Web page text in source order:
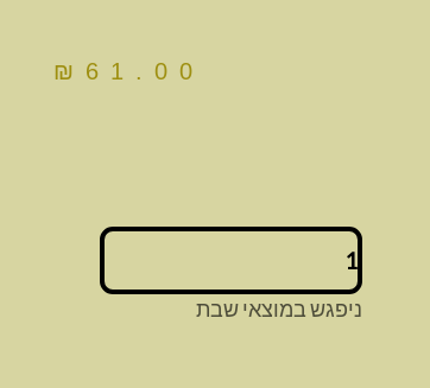
₪ 61.00
כמות
של
מזוזה
מתכת
ניפגש במוצאי שבת